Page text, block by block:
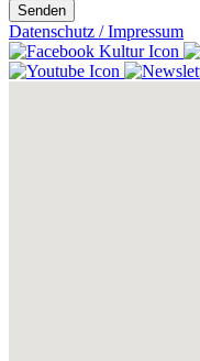
Senden
Datenschutz / Impressum